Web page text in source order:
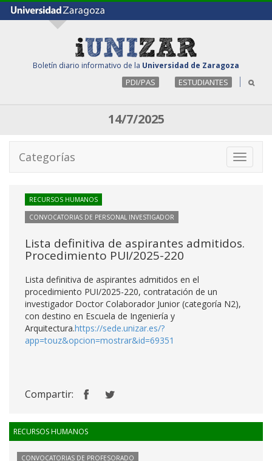
Boletín diario informativo de la Universidad de Zaragoza
PDI/PAS ESTUDIANTES
14/7/2025
Toggle
Categorías
RECURSOS HUMANOS
CONVOCATORIAS DE PERSONAL INVESTIGADOR
Lista definitiva de aspirantes admitidos.
Procedimiento PUI/2025-220
Lista definitiva de aspirantes admitidos en el
procedimiento PUI/2025-220, contratación de un
investigador Doctor Colaborador Junior (categoría N2),
con destino en Escuela de Ingeniería y
Arquitectura.https://sede.unizar.es/?
app=touz&opcion=mostrar&id=69351
Compartir:
RECURSOS HUMANOS
CONVOCATORIAS DE PROFESORADO